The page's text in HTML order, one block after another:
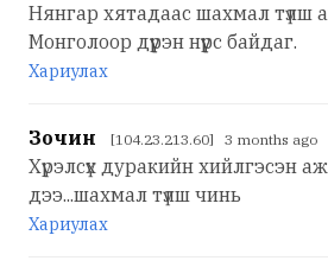
Нянгар хятадаас шахмал түлш
Монголоор дүүрэн нүүрс байдаг.
Хариулах
Зочин [104.23.213.60] 3 months ago
Хүрэлсүх дуракийн хийлгэсэн
дээ...шахмал түлш чинь
Хариулах